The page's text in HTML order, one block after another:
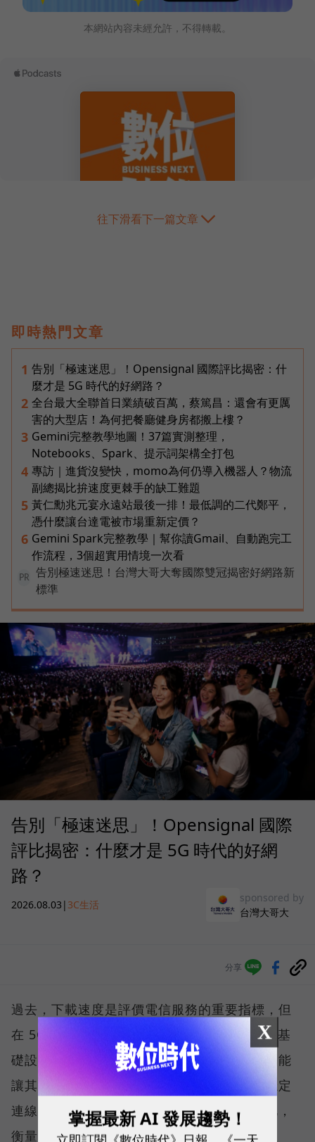
本網站內容未經允許，不得轉載。
往下滑看下一篇文章
即時熱門文章
1 告別「極速迷思」！Opensignal 國際評比揭密：什
麼才是 5G 時代的好網路？
2 全台最大全聯首日業績破百萬，蔡篤昌：還會有更厲
害的大型店！為何把餐廳健身房都搬上樓？
3 Gemini完整教學地圖！37篇實測整理，
Notebooks、Spark、提示詞架構全打包
4 專訪｜進貨沒變快，momo為何仍導入機器人？物流
副總揭比拚速度更棘手的缺工難題
5 黃仁勳兆元宴永遠站最後一排！最低調的二代鄭平，
憑什麼讓台達電被市場重新定價？
6 Gemini Spark完整教學｜幫你讀Gmail、自動跑完工
作流程，3個超實用情境一次看
PR
告別極速迷思！台灣大哥大奪國際雙冠揭密好網路新
標準
告別「極速迷思」！Opensignal 國際
評比揭密：什麼才是 5G 時代的好網
路？
2026.08.03 | 3C生活
sponsored by
台灣大哥大
分享
過去，下載速度是評價電信服務的重要指標，但
在 5G 成為工作、娛樂、生活不可或缺的數位基
礎設施後，消費者發現，再快的網速，如果不能
讓其在人潮聚集、高速移動或室內空間維持穩定
連線，即無法轉換成好的使用體驗，也因如此，
衡量「好網路」的標準，也逐漸從追求測速數
X
掌握最新 AI 發展趨勢！